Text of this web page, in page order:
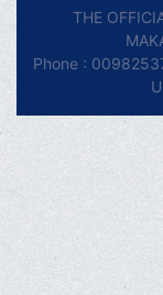
THE
Phone :